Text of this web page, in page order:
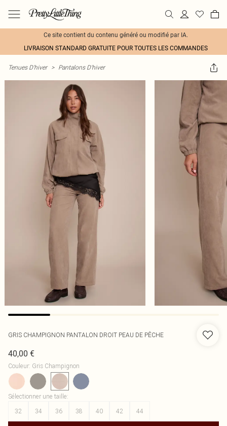
Ce site contient du contenu généré ou modifié par IA.
LIVRAISON STANDARD GRATUITE POUR TOUTES LES COMMANDES
Tenues D'hiver > Pantalons D'hiver
GRIS CHAMPIGNON PANTALON DROIT PEAU DE PÊCHE
40,00 €
Couleur: Gris Champignon
Sélectionner une taille:
32
34 36 38 40 42 44